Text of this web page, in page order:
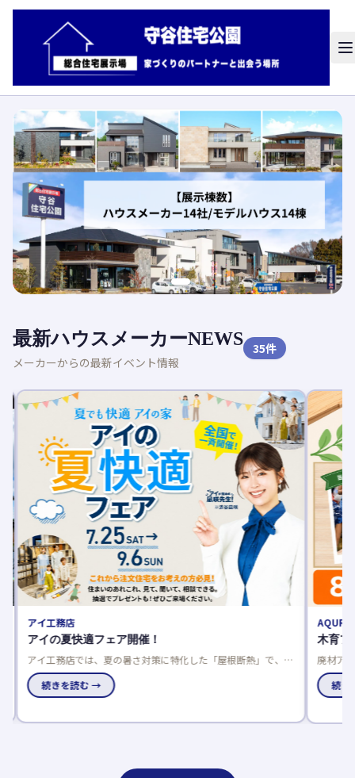
最新ハウスメーカーNEWS
メーカーからの最新イベント情報
35件
アイ工務店
アイの夏快適フェア開催！
アイ工務店では、夏の暑さ対策に特化した「屋根断熱」で、数
値だけでは分からない本当の涼しさをモデルハウスで体感でき
るフェアを開催中です。
続きを読む →
AQURA
木育フ
廃材ア
国のア
究にも
続き